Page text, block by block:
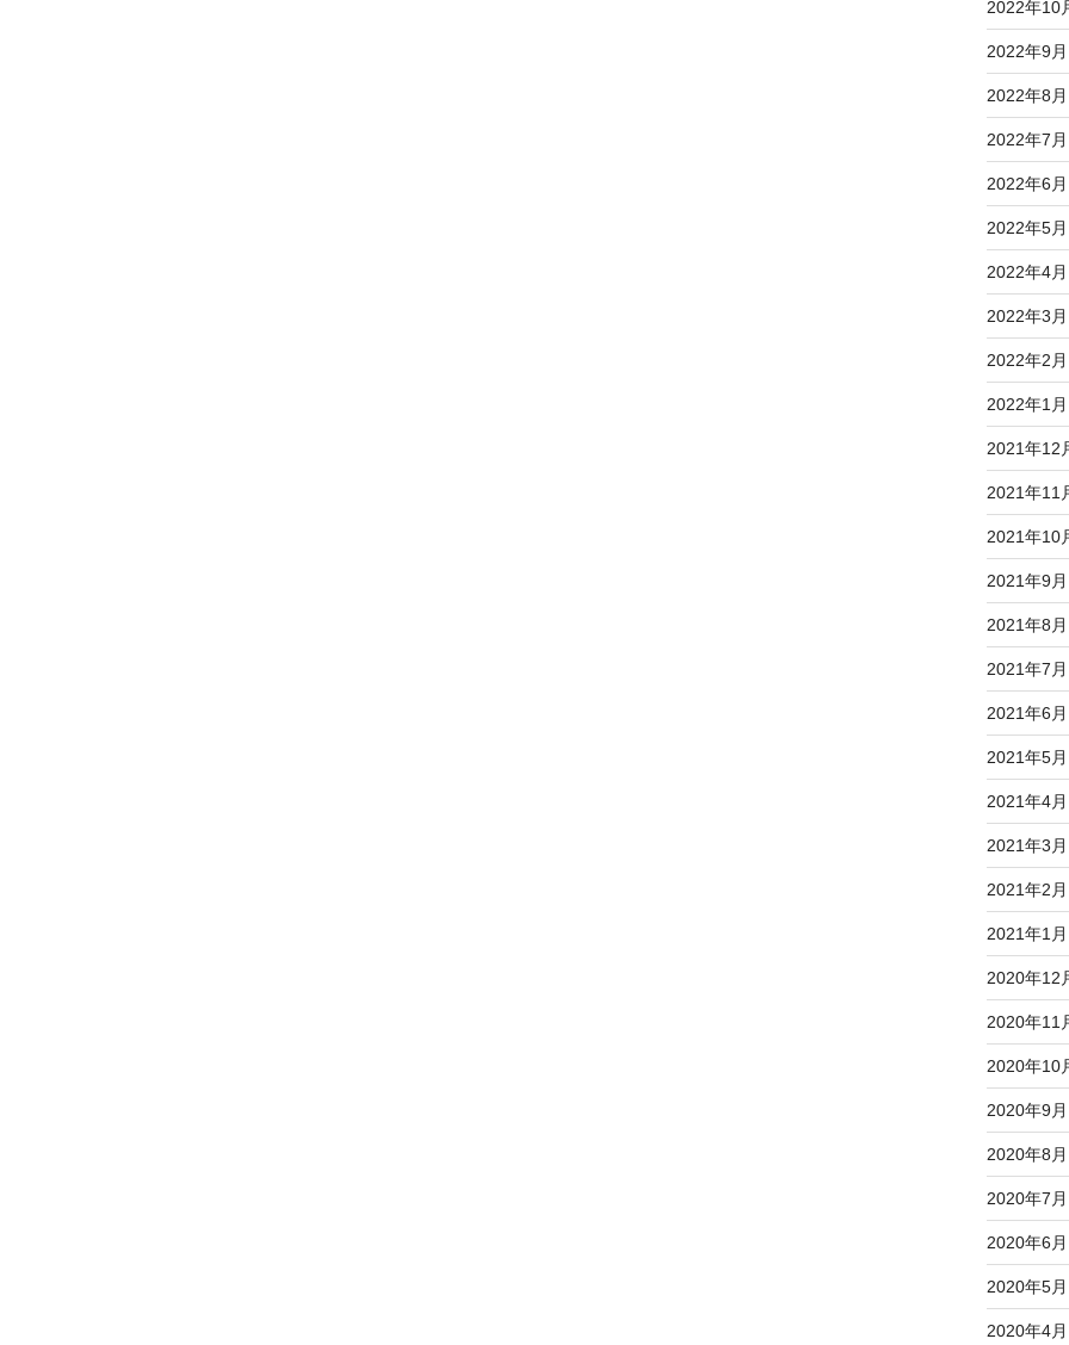
2022年10
2022年9月
2022年8月
2022年7月
2022年6月
2022年5月
2022年4月
2022年3月
2022年2月
2022年1月
2021年12
2021年11
2021年10
2021年9月
2021年8月
2021年7月
2021年6月
2021年5月
2021年4月
2021年3月
2021年2月
2021年1月
2020年12
2020年11
2020年10
2020年9月
2020年8月
2020年7月
2020年6月
2020年5月
2020年4月